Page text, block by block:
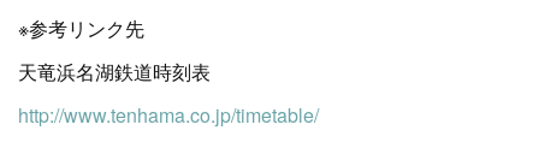
※参考リンク先
天竜浜名湖鉄道時刻表
http://www.tenhama.co.jp/timetable/